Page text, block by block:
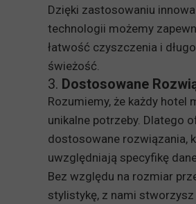
Dzięki zastosowaniu
technologii możemy
łatwość czyszczenia i
świeżość.
3. Dostosowane
Rozumiemy, że każdy hotel
unikalne potrzeby. Dlatego
dostosowane rozwiązania,
uwzględniają specyfikę
Bez względu na rozmiar
stylistykę, z nami stworzysz